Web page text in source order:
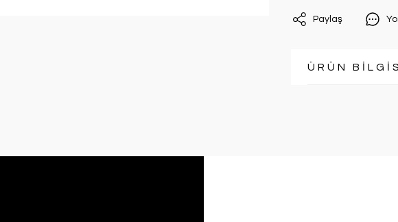
Paylaş
ÜRÜN